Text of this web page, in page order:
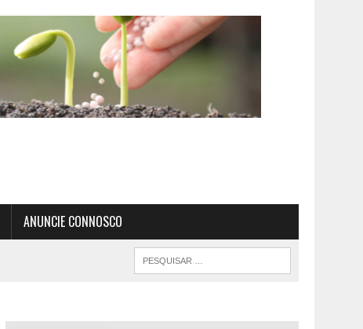
ANUNCIE CONNOSCO